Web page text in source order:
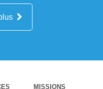
MISSIONS